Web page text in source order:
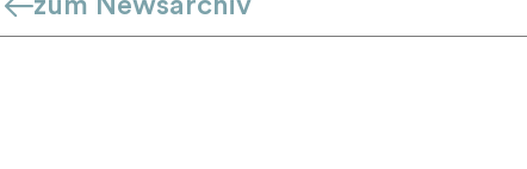
zum Newsarchiv